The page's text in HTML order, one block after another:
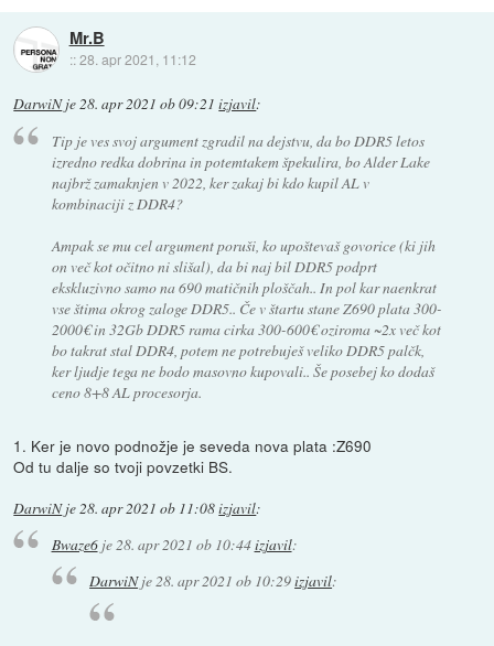
Mr.B
::28. apr 2021, 11:12
DarwiNje28. apr 2021 ob 09:21 izjavil:
Tip je ves svoj argument zgradil na dejstvu, da bo DDR5 letos
izredno redka dobrina in potemtakem špekulira, bo Alder Lake
najbrž zamaknjen v 2022, ker zakaj bi kdo kupil AL v
kombinaciji z DDR4?
Ampak se mu cel argument poruši, ko upoštevaš govorice (ki jih
on več kot očitno ni slišal), da bi naj bil DDR5 podprt
ekskluzivno samo na 690 matičnih ploščah.. In pol kar naenkrat
vse štima okrog zaloge DDR5.. Če v štartu stane Z690 plata 300-
2000€ in 32Gb DDR5 rama cirka 300-600€ oziroma ~2x več kot
bo takrat stal DDR4, potem ne potrebuješ veliko DDR5 palčk,
ker ljudje tega ne bodo masovno kupovali.. Še posebej ko dodaš
ceno 8+8 AL procesorja.
1. Ker je novo podnožje je seveda nova plata :Z690
Od tu dalje so tvoji povzetki BS.
DarwiNje 28. apr 2021 ob 11:08izjavil:
Bwaze6je28. apr 2021 ob 10:44izjavil:
DarwiNje 28. apr 2021 ob 10:29izjavil: